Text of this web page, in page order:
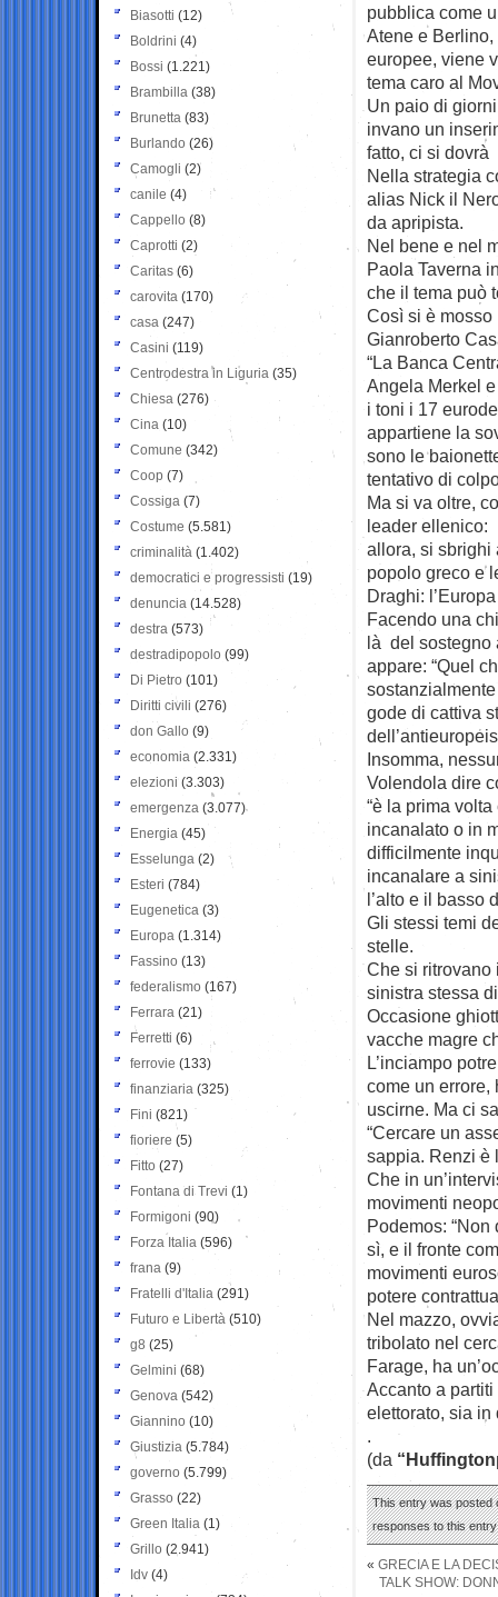
pubblica come
Atene e
europee, viene
tema caro al
Un paio di
invano un
fatto, ci si
Nella strategia
alias Nick il
da apripista.
Nel bene e nel
Paola Taverna
che il tema può
Così si è mosso
Gianroberto
“La Banca
Angela Merkel
i toni i 17
appartiene la
sono le
tentativo di
Ma si va oltre,
leader ellenico:
allora, si sbrighi
popolo greco e
Draghi:
Facendo una
là del sostegno
appare: “Quel
gode di cattiva
Insomma,
Volendola dire
“è la prima
incanalato o in
difficilmente
incanalare a
l’alto e il basso
Gli stessi temi
stelle.
Che si ritrovano
sinistra stessa
Occasione
vacche magre
L’inciampo
come un errore,
uscirne. Ma ci
“Cercare un
sappia. Renzi è
Che in
movimenti
Podemos:
sì, e il fronte
movimenti
potere
Nel mazzo,
tribolato nel
Farage, ha
Accanto a
elettorato, sia
.
(da
This entry was posted
responses to this
« GRECIA E LA
TALK SHOW:
Biasotti (12)
Boldrini (4)
Bossi (1.221)
Brambilla (38)
Brunetta (83)
Burlando (26)
Camogli (2)
canile (4)
Cappello (8)
Caprotti (2)
Caritas (6)
carovita (170)
casa (247)
Casini (119)
Centrodestra in Liguria (35)
Chiesa (276)
Cina (10)
Comune (342)
Coop (7)
Cossiga (7)
Costume (5.581)
criminalità (1.402)
democratici e progressisti (19)
denuncia (14.528)
destra (573)
destradipopolo (99)
Di Pietro (101)
Diritti civili (276)
don Gallo (9)
economia (2.331)
elezioni (3.303)
emergenza (3.077)
Energia (45)
Esselunga (2)
Esteri (784)
Eugenetica (3)
Europa (1.314)
Fassino (13)
federalismo (167)
Ferrara (21)
Ferretti (6)
ferrovie (133)
finanziaria (325)
Fini (821)
fioriere (5)
Fitto (27)
Fontana di Trevi (1)
Formigoni (90)
Forza Italia (596)
frana (9)
Fratelli d'Italia (291)
Futuro e Libertà (510)
g8 (25)
Gelmini (68)
Genova (542)
Giannino (10)
Giustizia (5.784)
governo (5.799)
Grasso (22)
Green Italia (1)
Grillo (2.941)
Idv (4)